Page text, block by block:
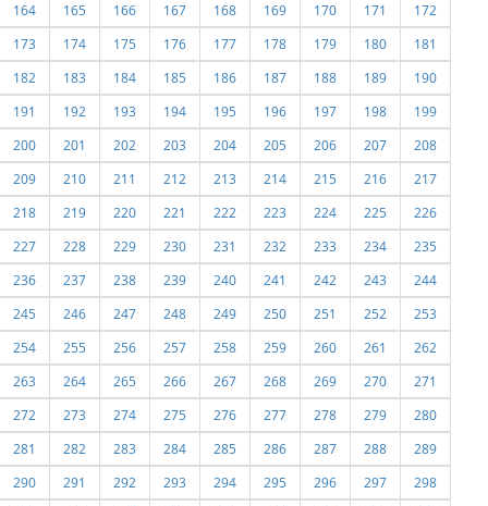
164
165 166 167 168 169 170 171
172
173
174 175 176 177 178 179 180
181
182
183 184 185 186 187 188 189
190
191
192 193 194 195 196 197 198
199
200
201 202 203 204 205 206 207
208
209
210 211 212 213 214 215 216
217
218
219 220 221 222 223 224 225
226
227
228 229 230 231 232 233 234
235
236
237 238 239 240 241 242 243
244
245
246 247 248 249 250 251 252
253
254
255 256 257 258 259 260 261
262
263
264 265 266 267 268 269 270
271
272
273 274 275 276 277 278 279
280
281
282 283 284 285 286 287 288
289
290
291 292 293 294 295 296 297
298